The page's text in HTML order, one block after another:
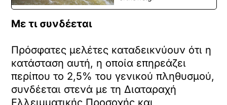
Με τι συνδέεται
Πρόσφατες μελέτες καταδεικνύουν ότι η
κατάσταση αυτή, η οποία επηρεάζει
περίπου το 2,5% του γενικού πληθυσμού,
συνδέεται στενά με τη Διαταραχή
Ελλειμματικής Προσοχής και